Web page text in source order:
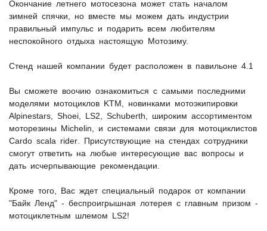
Окончание летнего мотосезона может стать началом
зимней спячки, но вместе мы можем дать индустрии
правильный импульс и подарить всем любителям
неспокойного отдыха настоящую Мотозиму.
Стенд нашей компании будет расположен в павильоне 4.1
Вы сможете воочию ознакомиться с самыми последними
моделями мотоциклов
KTM,
новинками мотоэкипировки
Alpinestars, Shoei, LS2, Schuberth , широким ассортиментом
моторезины
Michelin , и системами связи для мотоциклистов
Cardo scala rider . Присутствующие на стендах сотрудники
смогут ответить на любые интересующие вас вопросы и
дать исчерпывающие рекомендации.
Кроме того, Вас ждет специальный подарок от компании
"Байк Ленд" - беспроигрышная лотерея с главным призом -
мотоциклетным шлемом LS2!